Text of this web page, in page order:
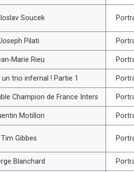
Soucek
Pilati
Marie Rieu
trio infernal ! Partie 1
Champion de France Inters
Motillon
Tim Gibbes
Blanchard